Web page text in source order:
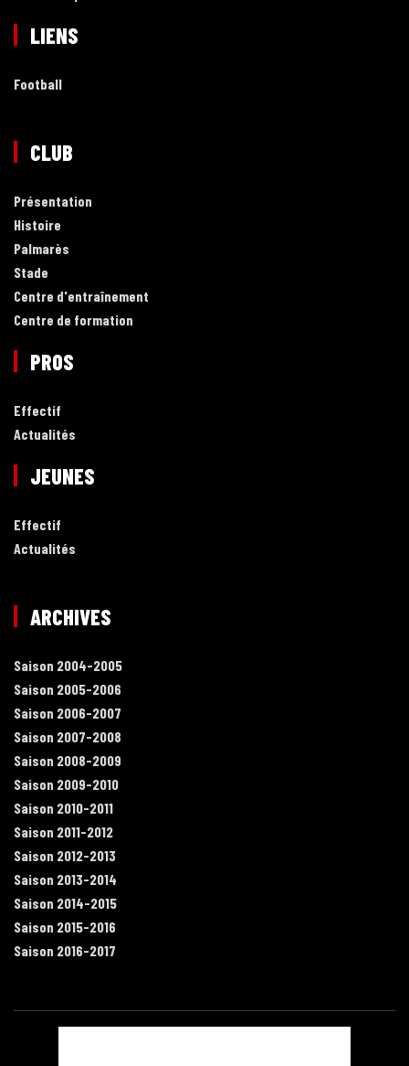
LIENS
Football
CLUB
Présentation
Histoire
Palmarès
Stade
Centre d'entraînement
Centre de formation
PROS
Effectif
Actualités
JEUNES
Effectif
Actualités
ARCHIVES
Saison 2004-2005
Saison 2005-2006
Saison 2006-2007
Saison 2007-2008
Saison 2008-2009
Saison 2009-2010
Saison 2010-2011
Saison 2011-2012
Saison 2012-2013
Saison 2013-2014
Saison 2014-2015
Saison 2015-2016
Saison 2016-2017